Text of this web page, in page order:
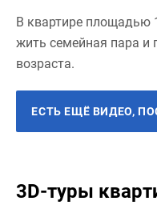
В квартире площадью
жить семейная пара и
возраста.
ЕСТЬ ЕЩЁ ВИДЕО,
3D-туры